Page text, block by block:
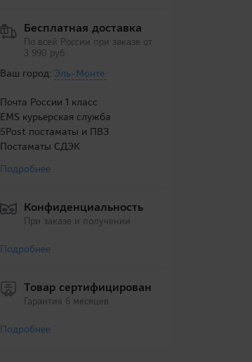
Бесплатная доставка
По всей России при заказе от
3 990 руб.
Ваш город: Эль-Монте
Почта России 1 класс
EMS курьерская служба
5Post постаматы и ПВЗ
Постаматы СДЭК
Подробнее
Конфиденциальность
При заказе и получении
Подробнее
Товар сертифицирован
Гарантия 6 месяцев
Подробнее